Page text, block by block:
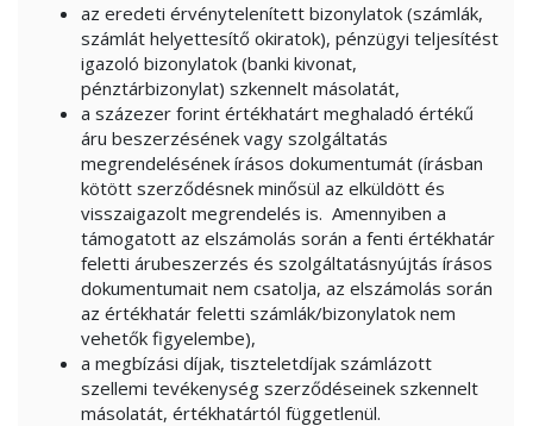
az eredeti érvénytelenített bizonylatok (számlák,
számlát helyettesítő okiratok), pénzügyi teljesítést
igazoló bizonylatok (banki kivonat,
pénztárbizonylat) szkennelt másolatát,
a százezer forint értékhatárt meghaladó értékű
áru beszerzésének vagy szolgáltatás
megrendelésének írásos dokumentumát (írásban
kötött szerződésnek minősül az elküldött és
visszaigazolt megrendelés is. Amennyiben a
támogatott az elszámolás során a fenti értékhatár
feletti árubeszerzés és szolgáltatásnyújtás írásos
dokumentumait nem csatolja, az elszámolás során
az értékhatár feletti számlák/bizonylatok nem
vehetők figyelembe),
a megbízási díjak, tiszteletdíjak számlázott
szellemi tevékenység szerződéseinek szkennelt
másolatát, értékhatártól függetlenül.